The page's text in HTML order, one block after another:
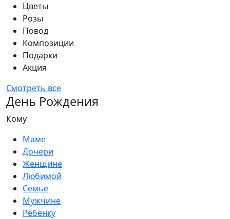
Цветы
Розы
Повод
Композиции
Подарки
Акция
Смотреть все
День Рождения
Кому
Маме
Дочери
Женщине
Любимой
Семье
Мужчине
Ребенку